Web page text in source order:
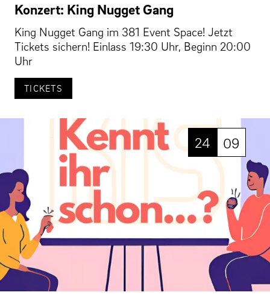
Konzert: King Nugget Gang
King Nugget Gang im 381 Event Space! Jetzt
Tickets sichern! Einlass 19:30 Uhr, Beginn 20:00
Uhr
TICKETS
24 09